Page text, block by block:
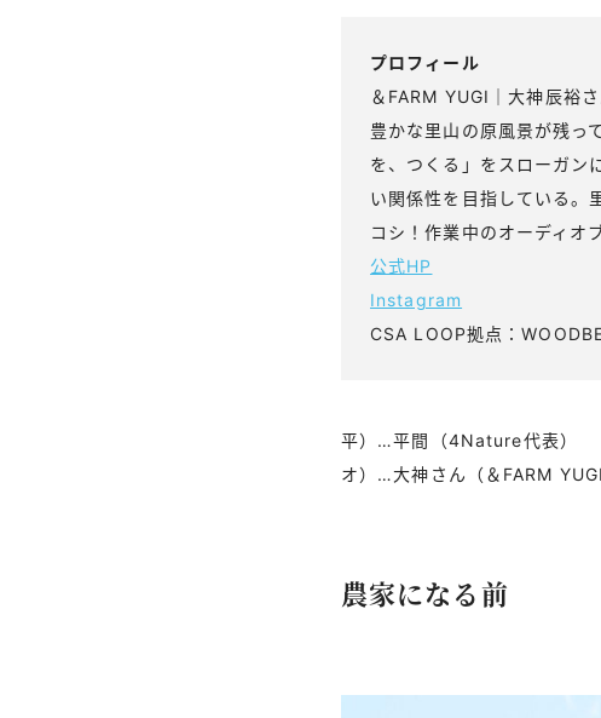
プロフィール
＆FARM YUGI｜大神辰裕さ
豊かな里山の原風景が残っ
を、つくる」をスローガン
い関係性を目指している。
コシ！作業中のオーディオ
公式HP
Instagram
CSA LOOP拠点：
平）…平間（4Nature代表）
オ）…大神さん（＆FARM
農家になる前